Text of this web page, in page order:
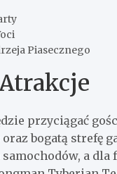
Piasecznego
przyciągać
oraz bogatą strefę
a